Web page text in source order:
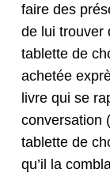
faire des
de lui trou­ver
tablette de
achetée
livre qui se
con­ver­sa­tion
tablette de
qu’il la